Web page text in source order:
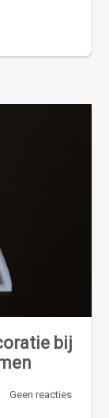
bij
Geen reacties